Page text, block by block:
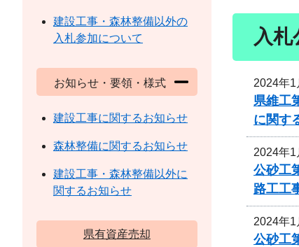
入
2024年
県維工
に関す
2024年
公砂工
路工工
2024年
公砂工
建設工事・森林整備以外の
入札参加について
お知らせ・要領・様式
建設工事に関するお知らせ
森林整備に関するお知らせ
建設工事・森林整備以外に
関するお知らせ
県有資産売却